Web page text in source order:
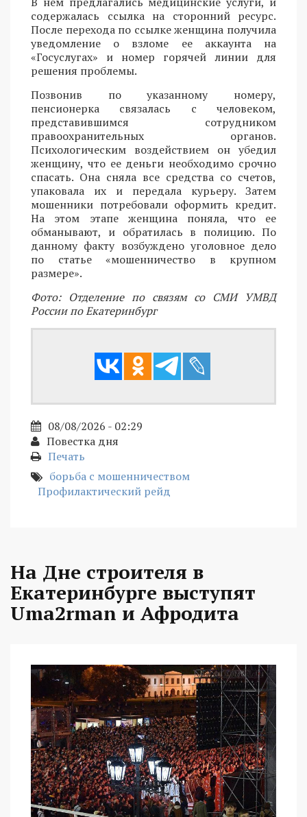
содержалась ссылка на сторонний ресурс.
После перехода по ссылке женщина получила
уведомление о взломе ее аккаунта на
«Госуслугах» и номер горячей линии для
решения проблемы.
Позвонив по указанному номеру,
пенсионерка связалась с человеком,
представившимся сотрудником
правоохранительных органов.
Психологическим воздействием он убедил
женщину, что ее деньги необходимо срочно
спасать. Она сняла все средства со счетов,
упаковала их и передала курьеру. Затем
мошенники потребовали оформить кредит.
На этом этапе женщина поняла, что ее
обманывают, и обратилась в полицию. По
данному факту возбуждено уголовное дело
по статье «мошенничество в крупном
размере».
Фото: Отделение по связям со СМИ УМВД
России по Екатеринбург
08/08/2026 - 02:29
Повестка дня
Печать
борьба с мошенничеством
Профилактический рейд
На Дне строителя в
Екатеринбурге выступят
Uma2rman и Афродита